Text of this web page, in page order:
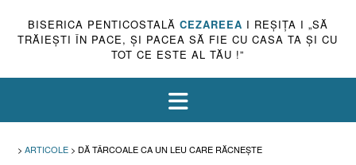
BISERICA PENTICOSTALĂ CEZAREEA I REŞIŢA I „SĂ
TRĂIEŞTI ÎN PACE, ŞI PACEA SĂ FIE CU CASA TA ŞI CU
TOT CE ESTE AL TĂU !”
> ARTICOLE > DĂ TÂRCOALE CA UN LEU CARE RĂCNEŞTE